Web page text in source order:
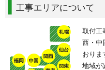
工事エリアについて
取付工
西・中
おりま
地域が